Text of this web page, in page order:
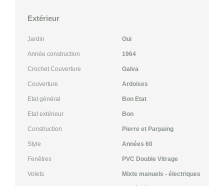
Extérieur
Jardin Oui
Année construction 1964
Crochet Couverture Galva
Couverture Ardoises
Etat général Bon Etat
Etat extérieur Bon
Construction Pierre et Parpaing
Style Années 60
Fenêtres PVC Double Vitrage
Volets Mixte manuels - électriques